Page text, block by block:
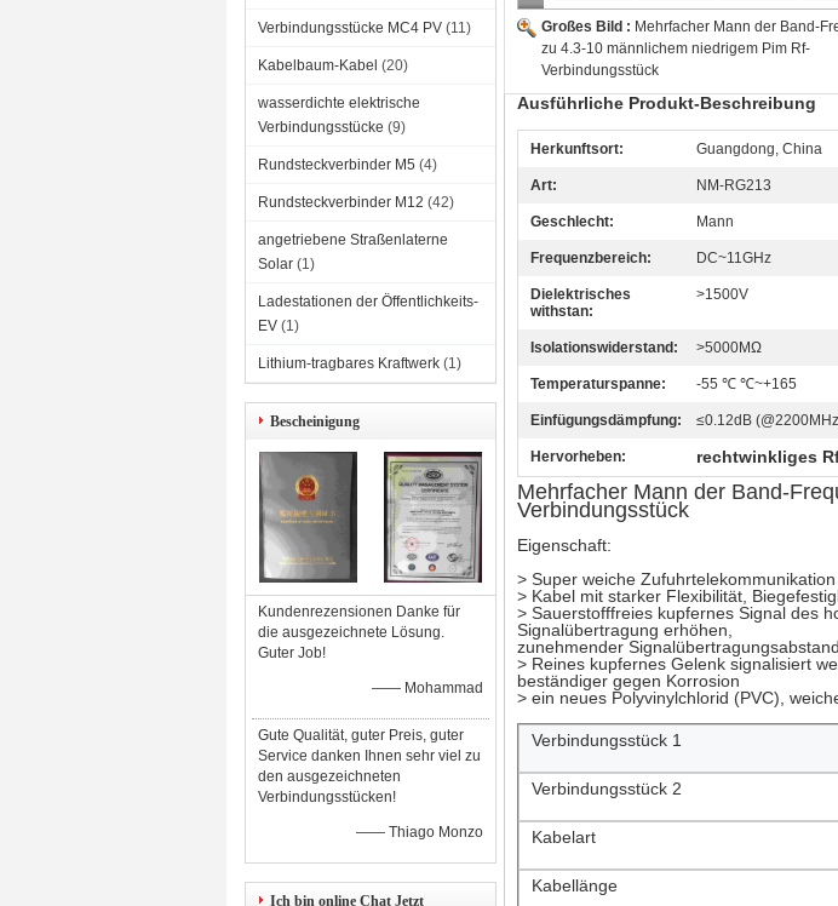
Verbindungsstücke MC4 PV (11)
Kabelbaum-Kabel (20)
wasserdichte elektrische
Verbindungsstücke (9)
Rundsteckverbinder M5 (4)
Rundsteckverbinder M12 (42)
angetriebene Straßenlaterne
Solar (1)
Ladestationen der Öffentlichkeits-
EV (1)
Lithium-tragbares Kraftwerk (1)
Bescheinigung
Kundenrezensionen Danke für
die ausgezeichnete Lösung.
Guter Job!
—— Mohammad
Gute Qualität, guter Preis, guter
Service danken Ihnen sehr viel zu
den ausgezeichneten
Verbindungsstücken!
—— Thiago Monzo
Ich bin online Chat Jetzt
Großes Bild : Mehrfacher Mann der Band-
zu 4.3-10 männlichem niedrigem Pim Rf-
Verbindungsstück
Ausführliche Produkt-Beschreibung
Herkunftsort: Guangdong, China
Art: NM-RG213
Geschlecht: Mann
Frequenzbereich: DC~11GHz
Dielektrisches
withstan:
>1500V
Isolationswiderstand: >5000MΩ
Temperaturspanne: -55 ℃ ℃~+165
Einfügungsdämpfung: ≤0.12dB
Hervorheben: rechtwinkliges
Mehrfacher Mann der Band-
Verbindungsstück
Eigenschaft:
> Super weiche
> Kabel mit starker Flexibilität,
> Sauerstofffreies kupfernes Signal des
Signalübertragung erhöhen,
zunehmender
> Reines kupfernes Gelenk signalisiert
beständiger gegen Korrosion
> ein neues Polyvinylchlorid (PVC),
Verbindungsstück 1
Verbindungsstück 2
Kabelart
Kabellänge